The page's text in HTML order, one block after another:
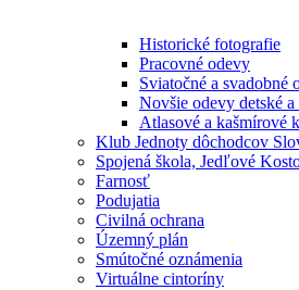
Historické fotografie
Pracovné odevy
Sviatočné a svadobné
Novšie odevy detské a
Atlasové a kašmírové
Klub Jednoty dôchodcov
Spojená škola, Jedľové
Farnosť
Podujatia
Civilná ochrana
Územný plán
Smútočné oznámenia
Virtuálne cintoríny